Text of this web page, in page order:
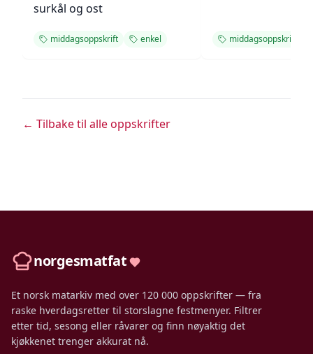
surkål og ost
middagsoppskrift enkel middagsoppskrift
← Tilbake til alle oppskrifter
norgesmatfat
Et norsk matarkiv med over 120 000 oppskrifter — fra
raske hverdagsretter til storslagne festmenyer. Filtrer
etter tid, sesong eller råvarer og finn nøyaktig det
kjøkkenet trenger akkurat nå.